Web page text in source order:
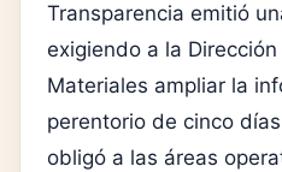
Transparencia emitió
exigiendo a la
Materiales ampliar la
perentorio de cinco
obligó a las áreas